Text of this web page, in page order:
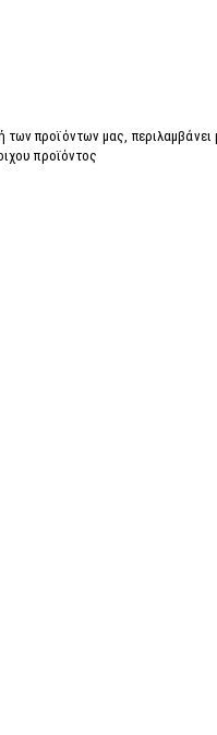
προϊόντων μας, περιλαμβάνει
προϊόντος